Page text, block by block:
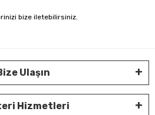
bize iletebilirsiniz.
Ulaşın
Hizmetleri